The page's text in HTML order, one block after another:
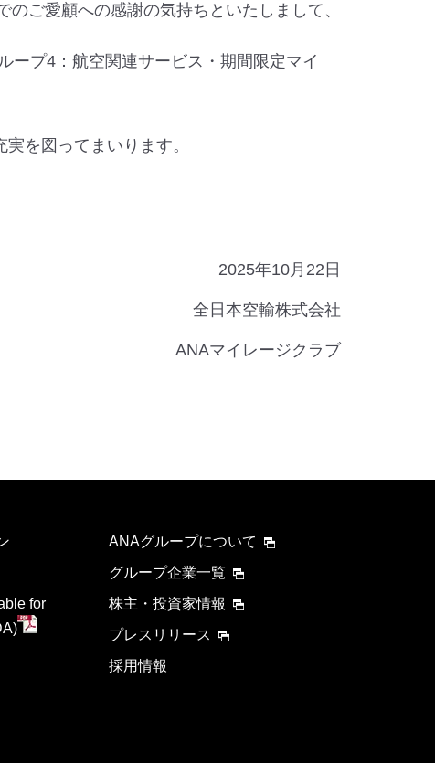
ご愛顧への感謝の気持ちといたしまして、
ープ4：航空関連サービス・期間限定マイ
を図ってまいります。
2025年10月22日
全日本空輸株式会社
ANAマイレージクラブ
for
ANAグループについて
グループ企業一覧
株主・投資家情報
プレスリリース
採用情報